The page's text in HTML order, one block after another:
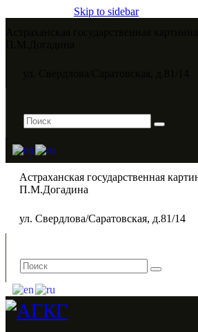
Skip to sidebar
Астраханская государственная
П.М.Догадина​
ул. Свердлова/Саратовская, д.81/14